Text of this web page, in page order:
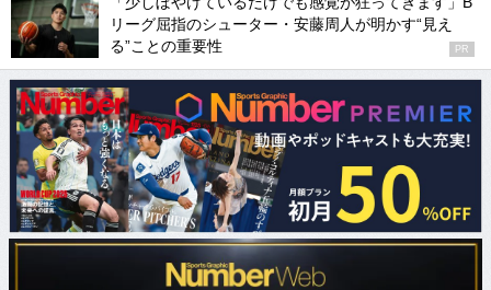
リーグ屈指のシューター・安藤周人が明かす“見え
る”ことの重要性
PR